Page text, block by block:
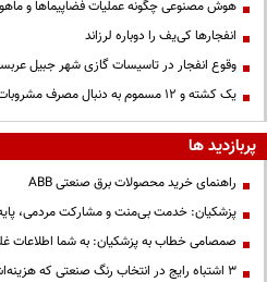
هوش مصنوعی چگونه عملیات فضاپیماها و
انفجارها کی‌یف را دوباره لرزاند
وقوع انفجار در تاسیسات گازی شهر جبیل
یک کشته و ۱۲ مسموم به دنبال مصرف مشروبات الکلی در نیشابور
پربازدید ها
راهنمای خرید محصولات برق صنعتی ABB
پزشکیان: خدمت بی‌منت و مشارکت مردمی،
صمصامی خطاب به پزشکیان: به شما اطلاعات
3 اشتباه رایج در انتخاب رنگ صنعتی که هزینه‌اش را سال‌ها می‌پردازید...